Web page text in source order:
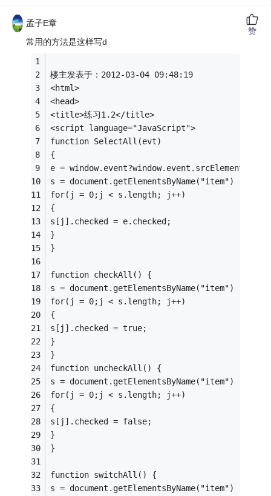
孟子E章
常用的方法是这样写d
楼主发表于：2012-03-04 09:48:19
<html>
<head>
<title>练习1.2</title>
<script language="JavaScript">
function SelectAll(evt)
{
e =
s = document.getElementsByName("item")
for(j = 0;j < s.length; j++)
{
s[j].checked = e.checked;
}
}
function checkAll() {
s = document.getElementsByName("item")
for(j = 0;j < s.length; j++)
{
s[j].checked = true;
}
}
function uncheckAll() {
s = document.getElementsByName("item")
for(j = 0;j < s.length; j++)
{
s[j].checked = false;
}
}
function switchAll() {
s = document.getElementsByName("item")
赞